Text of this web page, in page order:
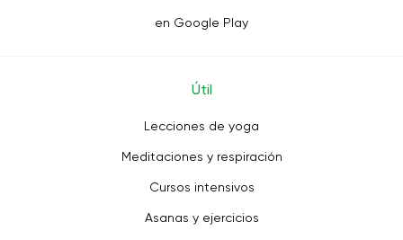
en Google Play
Útil
Lecciones de yoga
Meditaciones y respiración
Cursos intensivos
Asanas y ejercicios